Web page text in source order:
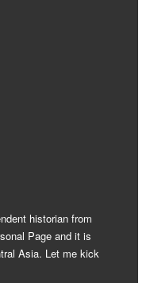
historian from
Page and it is
Asia. Let me kick